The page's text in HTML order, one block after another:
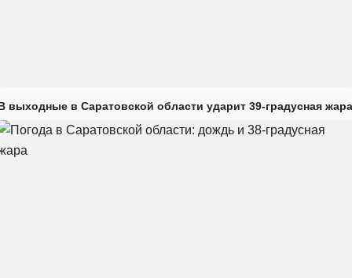
выходные в Саратовской области ударит 39-градусная жара